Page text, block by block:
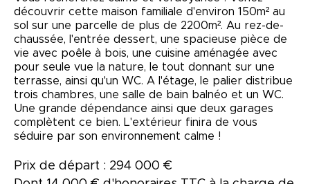
découvrir cette maison familiale d'environ 150m² au
sol sur une parcelle de plus de 2200m². Au rez-de-
chaussée, l'entrée dessert, une spacieuse pièce de
vie avec poêle à bois, une cuisine aménagée avec
pour seule vue la nature, le tout donnant sur une
terrasse, ainsi qu'un WC. A l'étage, le palier distribue
trois chambres, une salle de bain balnéo et un WC.
Une grande dépendance ainsi que deux garages
complètent ce bien. L'extérieur finira de vous
séduire par son environnement calme !
Prix de départ : 294 000 €